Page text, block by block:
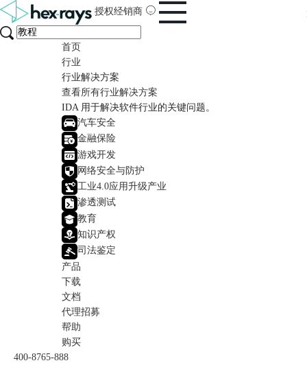
授权经销商
首页
行业
行业解决方案
查看所有行业解决方案
IDA 用于解决软件行业的关键问题。
汽车安全
金融保险
游戏开发
网络安全与防护
工业4.0应用升级产业
渗透测试
教育
知识产权
司法鉴定
产品
下载
文档
代理招募
帮助
购买
400-8765-888